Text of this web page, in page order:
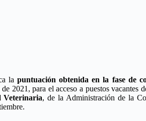
lapuntuación obtenida en la fase de
2021, para el acceso a puestos
Veterinaria, de la Administración de la